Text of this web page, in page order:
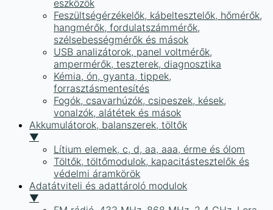
eszközök
Feszültségérzékelők, kábeltesztelők, hőmérők,
hangmérők, fordulatszámmérők,
szélsebességmérők és mások
USB analizátorok, panel voltmérők,
ampermérők, teszterek, diagnosztika
Kémia, ón, gyanta, tippek,
forrasztásmentesítés
Fogók, csavarhúzók, csipeszek, kések,
vonalzók, alátétek és mások
Akkumulátorok, balanszerek, töltők
▼
Lítium elemek, c, d, aa, aaa, érme és ólom
Töltők, töltőmodulok, kapacitástesztelők és
védelmi áramkörök
Adatátviteli és adattároló modulok
▼